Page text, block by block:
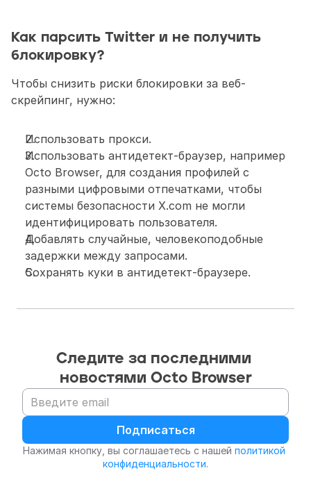
Как парсить Twitter и не получить
блокировку?
Чтобы снизить риски блокировки за веб-
скрейпинг, нужно:
Использовать прокси.
Использовать антидетект-браузер, например
Octo Browser, для создания профилей с
разными цифровыми отпечатками, чтобы
системы безопасности X.com не могли
идентифицировать пользователя.
Добавлять случайные, человекоподобные
задержки между запросами.
Сохранять куки в антидетект-браузере.
Следите за последними
новостями Octo Browser
Подписаться
Нажимая кнопку, вы соглашаетесь с нашей политикой
конфиденциальности.